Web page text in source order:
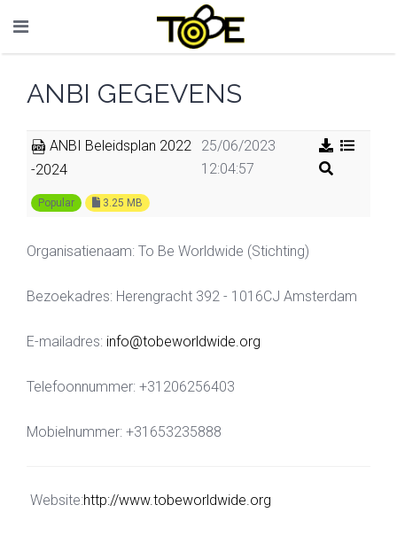
ANBI GEGEVENS
ANBI Beleidsplan 2022
-2024
Popular 3.25 MB
25/06/2023
12:04:57
Organisatienaam: To Be Worldwide (Stichting)
Bezoekadres: Herengracht 392 - 1016CJ Amsterdam
E-mailadres: info@tobeworldwide.org
Telefoonnummer: +31206256403
Mobielnummer: +31653235888
Website:http://www.tobeworldwide.org